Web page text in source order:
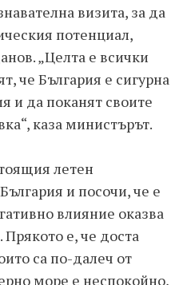
визита, за да
потенциал,
„Целта е всички
че България е сигурна
и да поканят своите
каза министърът.
летен
и посочи, че е
влияние оказва
Прякото е, че доста
са по-далеч от
море е неспокойно,